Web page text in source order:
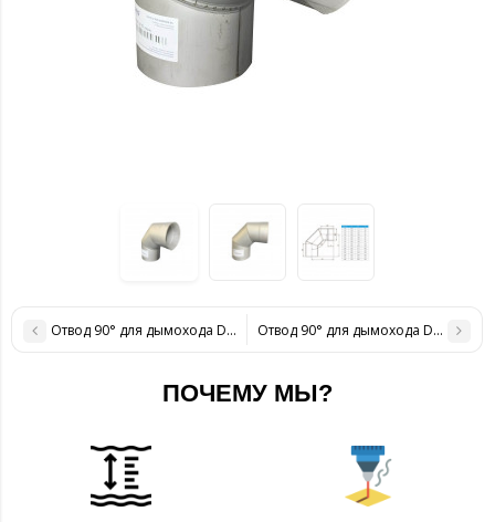
Отвод 90° для дымохода D-400 мм толщина 0,8 мм
Отвод 90° для дымохода D-120 мм
ПОЧЕМУ МЫ?